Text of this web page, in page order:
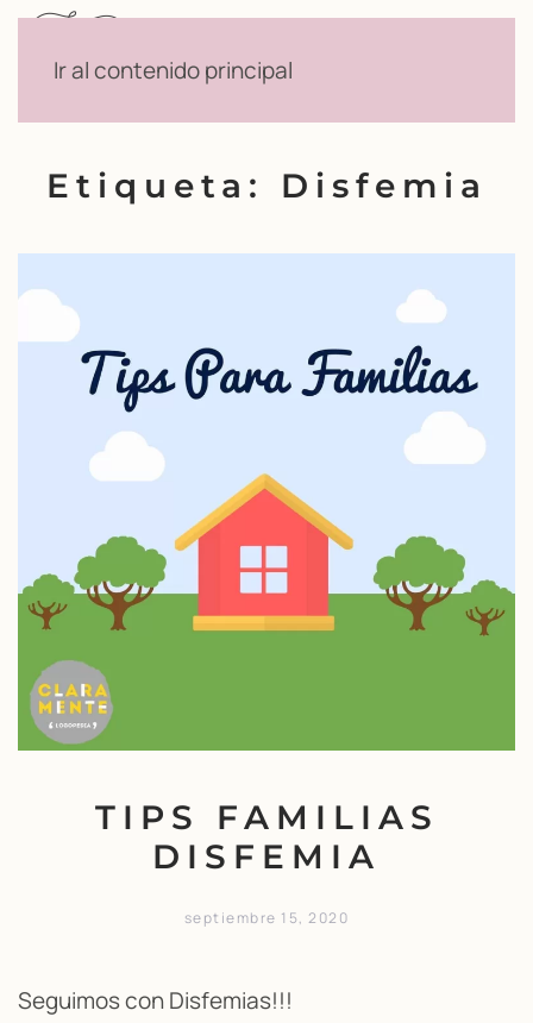
Ir al contenido principal
Etiqueta: Disfemia
TIPS FAMILIAS
DISFEMIA
septiembre 15, 2020
Seguimos con Disfemias!!!